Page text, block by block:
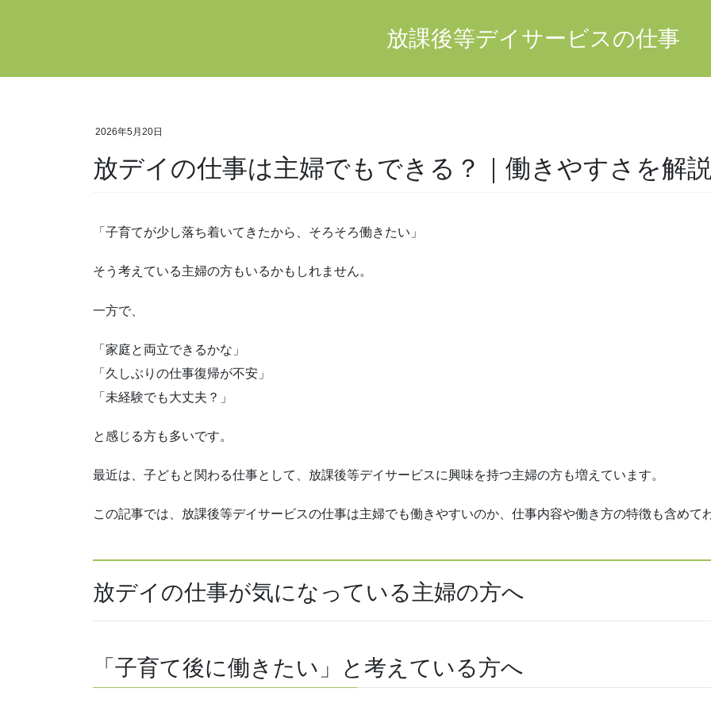
放課後等デイサービスの仕事
2026年5月20日
放デイの仕事は主婦でもできる？｜働きやすさを解説
「子育てが少し落ち着いてきたから、そろそろ働きたい」
そう考えている主婦の方もいるかもしれません。
一方で、
「家庭と両立できるかな」
「久しぶりの仕事復帰が不安」
「未経験でも大丈夫？」
と感じる方も多いです。
最近は、子どもと関わる仕事として、放課後等デイサービスに興味を持つ主婦の方も増えています。
この記事では、放課後等デイサービスの仕事は主婦でも働きやすいのか、仕事内容や働き方の特徴も含めて
放デイの仕事が気になっている主婦の方へ
「子育て後に働きたい」と考えている方へ